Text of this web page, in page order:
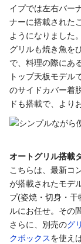
イプでは左右バー
ナーに搭載された
ようになりました。
グリルも焼き魚を
で、料理の際にあ
トップ天板モデル
のサイドカバー着
ドも搭載で、より
オートグリル搭載
こちらは、最新コ
が搭載されたモデ
プ(姿焼・切身・干
ルにお任せ。その
さらに、別売のグ
クボックスを使え